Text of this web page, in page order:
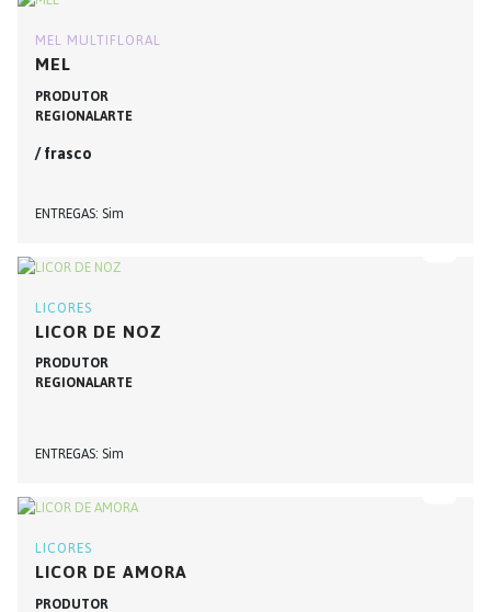
MEL MULTIFLORAL
MEL
PRODUTOR
REGIONALARTE
/ frasco
ENTREGAS Sim
LICORES
LICOR DE NOZ
PRODUTOR
REGIONALARTE
ENTREGAS Sim
LICORES
LICOR DE AMORA
PRODUTOR